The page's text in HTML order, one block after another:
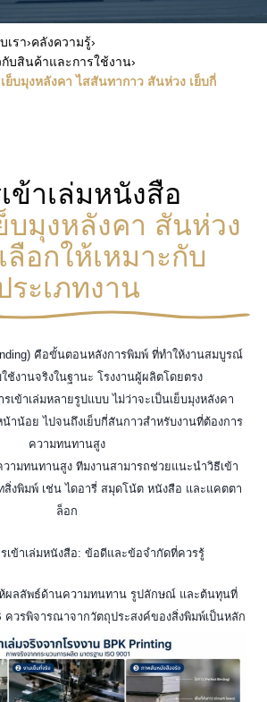
เรา›คลังความรู้›
บสินค้าและการใช้งาน›
ย็บมุงหลังคา ไสสันทากาว สันห่วง เย็บกี่
ข้าเล่มหนังสือ
บมุงหลังคา สันห่วง
ลือกให้เหมาะกับ
ระเภทงาน
คือขั้นตอนหลังการพิมพ์ ที่ทำให้งานสมบูรณ์
ช้งานจริงในฐานะ โรงงานผู้ผลิตโดยตรง
เข้าเล่มหลายรูปแบบ ไม่ว่าจะเป็นเย็บมุงหลังคา
าน้อย ไปจนถึงเย็บกี่สันกาวสำหรับงานที่ต้องการ
ความทนทานสูง
ามทนทานสูง ทีมงานสามารถช่วยแนะนำวิธีเข้า
ทสิ่งพิมพ์ เช่น ไดอารี่ สมุดโน้ต หนังสือ และแคตตา
ล็อก
เข้าเล่มหนังสือ: ข้อดีและข้อจำกัดที่ควรรู้
ห้ผลลัพธ์ด้านความทนทาน รูปลักษณ์ และต้นทุนที่
ควรพิจารณาจากวัตถุประสงค์ของสิ่งพิมพ์เป็นหลัก